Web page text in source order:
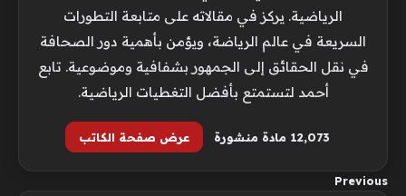
الرياضية. يركز في مقالاته على متابعة التطورات
السريعة في عالم الرياضة، ويؤمن بأهمية دور الصحافة
في نقل الحقائق إلى الجمهور بشفافية وموضوعية. تابع
أحمد لتستمتع بأفضل التغطيات الرياضية.
12٬073 مادة منشورة عرض صفحة الكاتب
Previous